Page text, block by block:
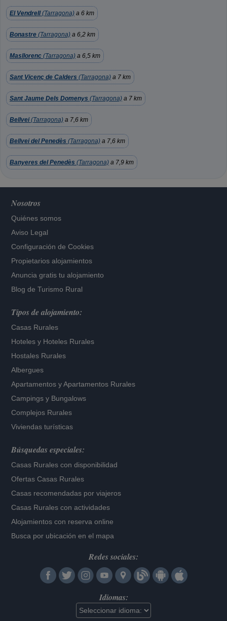
El Vendrell(Tarragona) a 6 km
Bonastre (Tarragona) a 6,2 km
Masllorenc (Tarragona) a 6,5 km
Sant Vicenç de Calders (Tarragona) a 7 km
Sant Jaume Dels Domenys (Tarragona) a 7 km
Bellvei(Tarragona) a 7,6 km
Bellvei del Penedès (Tarragona) a 7,6 km
Banyeres del Penedès (Tarragona) a 7,9 km
Nosotros
Quiénes somos
Aviso Legal
Configuración de Cookies
Propietarios alojamientos
Anuncia gratis tu alojamiento
Blog de Turismo Rural
Tipos de alojamiento:
Casas Rurales
Hoteles y Hoteles Rurales
Hostales Rurales
Albergues
Apartamentos yApartamentos Rurales
Campings y Bungalows
Complejos Rurales
Viviendas turísticas
Búsquedas especiales:
Casas Rurales con disponibilidad
Ofertas Casas Rurales
Casas recomendadas por viajeros
Casas Rurales con actividades
Alojamientos con reserva online
Busca por ubicación en el mapa
Redes sociales:
Idiomas: